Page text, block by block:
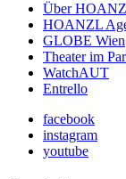
Über
HOANZL
GLOBE Wien
Theater im
WatchAUT
Entrello
facebook
instagram
youtube